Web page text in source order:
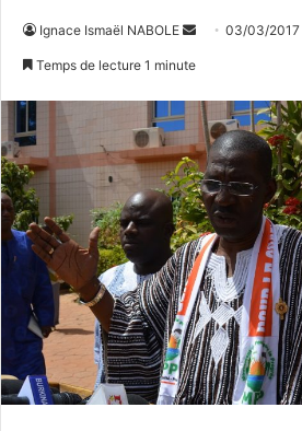
Ignace Ismaël NABOLE
o
e
r
u
n
c
o
u
r
r
i
03/03/2017
Temps de lecture 1 minute